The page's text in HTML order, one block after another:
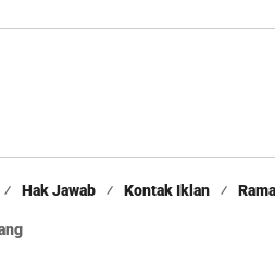
Hak Jawab Kontak Iklan